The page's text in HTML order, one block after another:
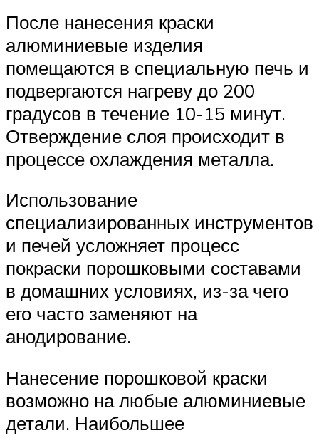
После нанесения краски
алюминиевые изделия
помещаются в специальную печь и
подвергаются нагреву до 200
градусов в течение 10-15 минут.
Отверждение слоя происходит в
процессе охлаждения металла.
Использование
специализированных инструментов
и печей усложняет процесс
покраски порошковыми составами
в домашних условиях, из-за чего
его часто заменяют на
анодирование.
Нанесение порошковой краски
возможно на любые алюминиевые
детали. Наибольшее